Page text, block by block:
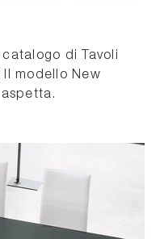
di Tavoli
modello New